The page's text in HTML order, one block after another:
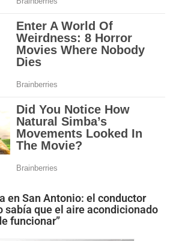
en San Antonio: el conductor
sabía que el aire acondicionado
funcionar”